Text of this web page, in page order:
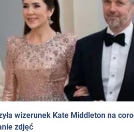
wizerunek Kate Middleton na
zdjęć